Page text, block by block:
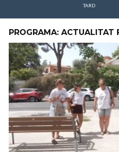
TARD
PROGRAMA: ACTUALITAT